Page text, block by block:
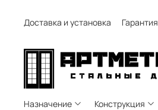
Доставка и установка Гарантия
Назначение Конструкция